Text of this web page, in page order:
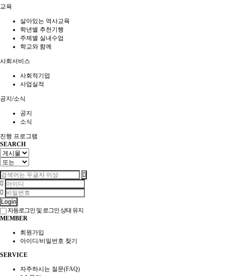
사회적기업
공지/소식
소식
진행 프로그램
교육
살아있는 역사교육
학년별 추천기행
주제별 실내수업
학교와 함께
사회서비스
사회적기업
사업실적
공지/소식
공지
소식
진행 프로그램
SEARCH
Login
자동로그인 및 로그인 상태 유지
MEMBER
회원가입
아이디/비밀번호 찾기
SERVICE
자주하시는 질문(FAQ)